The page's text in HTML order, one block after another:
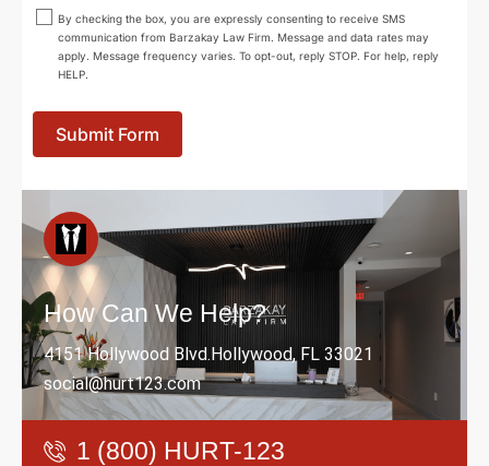
By checking the box, you are expressly consenting to receive SMS
communication from Barzakay Law Firm. Message and data rates may
apply. Message frequency varies. To opt-out, reply STOP. For help, reply
HELP.
Submit Form
How Can We Help?
4151 Hollywood Blvd.Hollywood, FL 33021
social@hurt123.com
1 (800) HURT-123